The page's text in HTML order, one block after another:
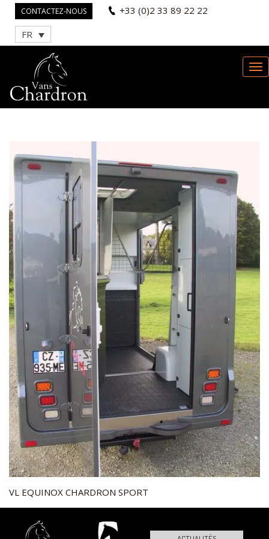
CONTACTEZ-NOUS +33 (0)2 33 89 22 22
FR
VL EQUINOX CHARDRON SPORT